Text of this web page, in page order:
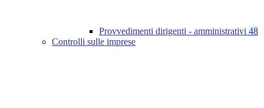
Provvedimenti dirigenti - amministrativi 48
Controlli sulle imprese